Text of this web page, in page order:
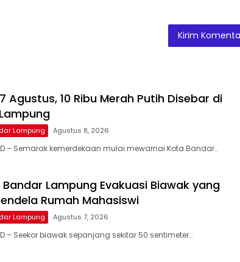
Agustus, 10 Ribu Merah Putih Disebar di
Lampung Agustus 8, 2026
– Semarak kemerdekaan mulai mewarnai Kota Bandar…
Lampung Evakuasi Biawak yang
Rumah Mahasiswi
Lampung Agustus 7, 2026
– Seekor biawak sepanjang sekitar 50 sentimeter…